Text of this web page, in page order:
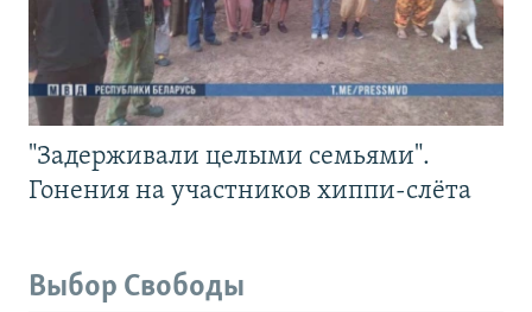
"Задерживали целыми семьями".
Гонения на участников хиппи-слёта
Выбор Свободы